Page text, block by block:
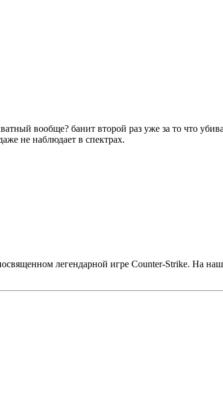
вообще? банит второй раз уже за то что
не наблюдает в спектрах.
легендарной игре Counter-Strike. На